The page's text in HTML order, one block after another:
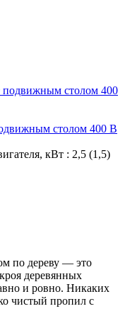
столом 400 В
кВт : 2,5 (1,5)
по дереву — это
деревянных
и ровно. Никаких
чистый пропил с